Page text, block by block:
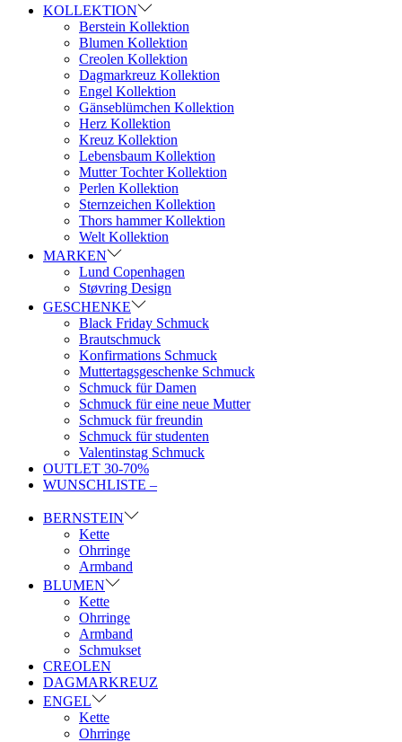
KOLLEKTION
Berstein Kollektion
Blumen Kollektion
Creolen Kollektion
Dagmarkreuz Kollektion
Engel Kollektion
Gänseblümchen Kollektion
Herz Kollektion
Kreuz Kollektion
Lebensbaum Kollektion
Mutter Tochter Kollektion
Perlen Kollektion
Sternzeichen Kollektion
Thors hammer Kollektion
Welt Kollektion
MARKEN
Lund Copenhagen
Støvring Design
GESCHENKE
Black Friday Schmuck
Brautschmuck
Konfirmations Schmuck
Muttertagsgeschenke Schmuck
Schmuck für Damen
Schmuck für eine neue Mutter
Schmuck für freundin
Schmuck für studenten
Valentinstag Schmuck
OUTLET 30-70%
WUNSCHLISTE –
BERNSTEIN
Kette
Ohrringe
Armband
BLUMEN
Kette
Ohrringe
Armband
Schmukset
CREOLEN
DAGMARKREUZ
ENGEL
Kette
Ohrringe